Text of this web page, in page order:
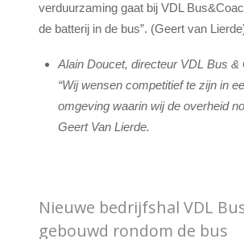
verduurzaming gaat bij VDL
de batterij in de bus”. (Geert van
Alain Doucet, directeur VDL Bus &
“Wij wensen competitief te zijn in
omgeving waarin wij de overheid
Geert VanLierde.
Nieuwe bedrijfshal VDL
gebouwd rondom de bus